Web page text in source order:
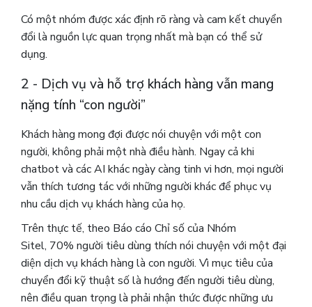
Có một nhóm được xác định rõ ràng và cam kết chuyển
đổi là nguồn lực quan trọng nhất mà bạn có thể sử
dụng.
2 - Dịch vụ và hỗ trợ khách hàng vẫn mang
nặng tính “con người”
Khách hàng mong đợi được nói chuyện với một con
người, không phải một nhà điều hành. Ngay cả khi
chatbot và các AI khác ngày càng tinh vi hơn, mọi người
vẫn thích tương tác với những người khác để phục vụ
nhu cầu dịch vụ khách hàng của họ.
Trên thực tế, theo Báo cáo Chỉ số của Nhóm
Sitel, 70% người tiêu dùng thích nói chuyện với một đại
diện dịch vụ khách hàng là con người. Vì mục tiêu của
chuyển đổi kỹ thuật số là hướng đến người tiêu dùng,
nên điều quan trọng là phải nhận thức được những ưu